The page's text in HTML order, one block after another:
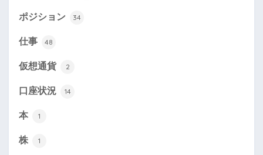
ポジション 34
仕事 48
仮想通貨 2
口座状況 14
本 1
株 1